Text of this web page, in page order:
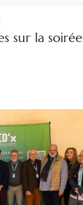
sur la soirée